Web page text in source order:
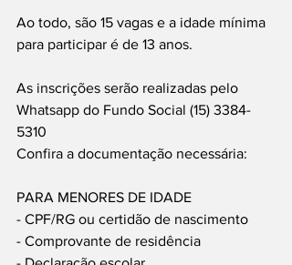
Ao todo, são 15 vagas e a idade mínima
para participar é de 13 anos.
As inscrições serão realizadas pelo
Whatsapp do Fundo Social (15) 3384-
5310
Confira a documentação necessária:
PARA MENORES DE IDADE
- CPF/RG ou certidão de nascimento
- Comprovante de residência